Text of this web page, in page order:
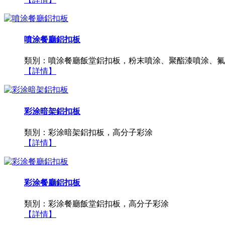
噴涂餐廳鋁扣板
類別：噴涂餐廳飯堂鋁扣板，粉末噴涂、聚酯漆噴涂、
【詳情】
彩涂暗架鋁扣板
類別：彩涂暗架鋁扣板，高分子彩涂
【詳情】
彩涂餐廳鋁扣板
類別：彩涂餐廳飯堂鋁扣板，高分子彩涂
【詳情】